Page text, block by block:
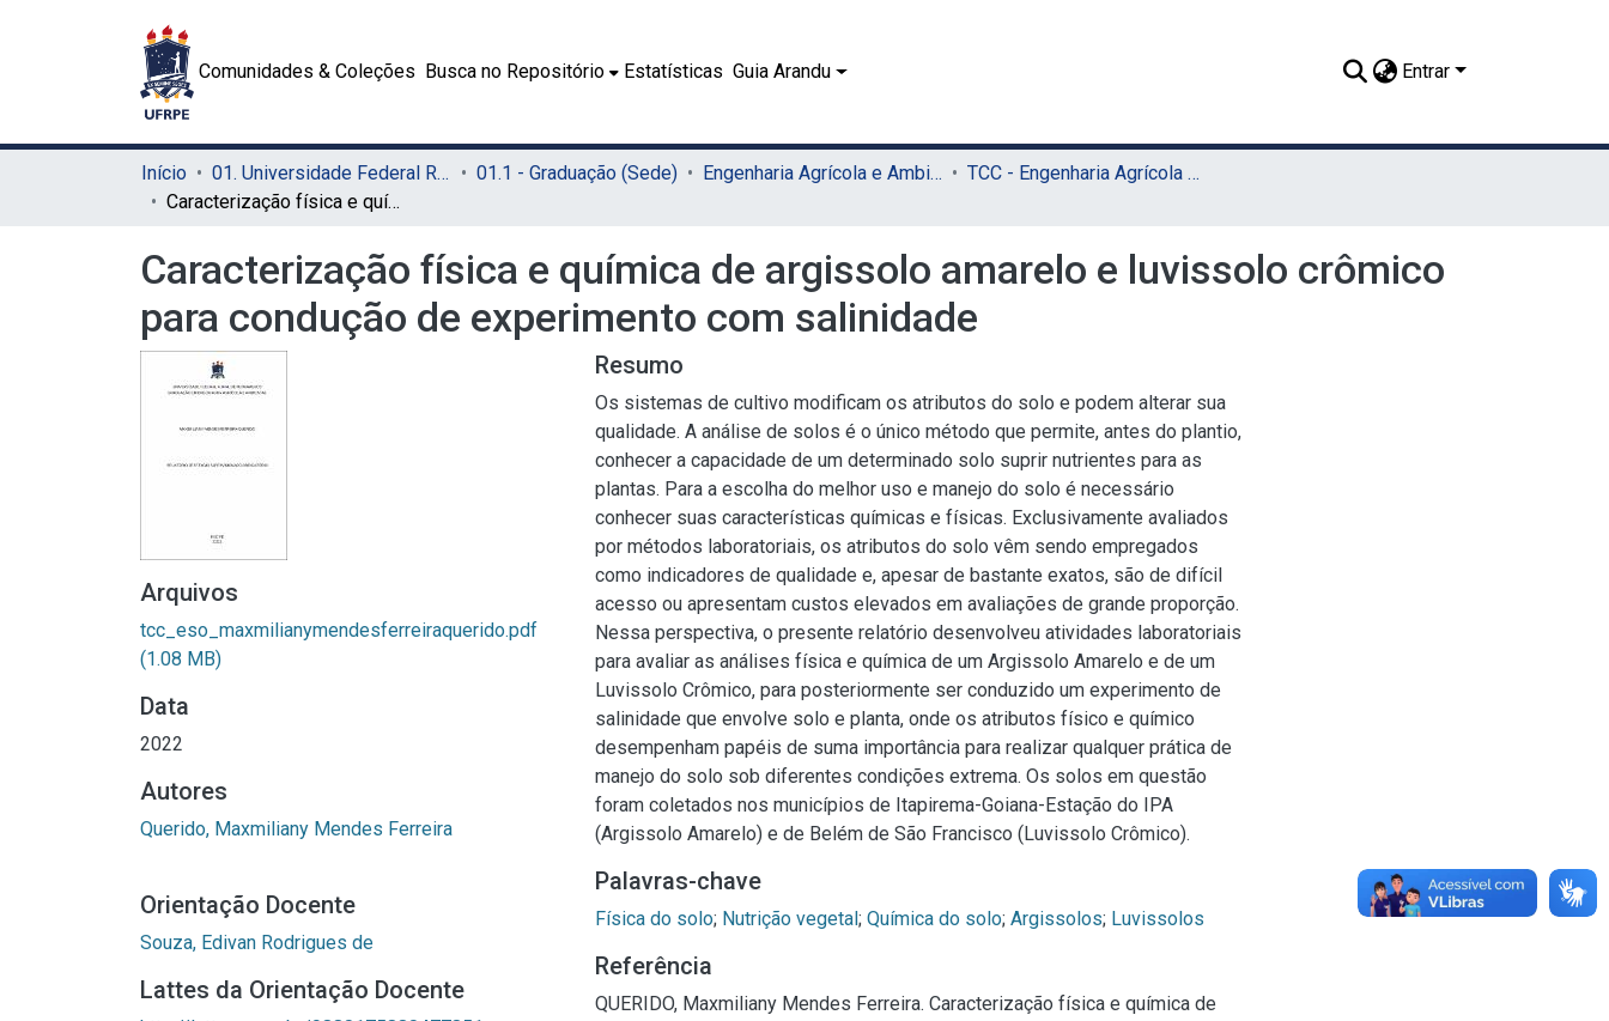
Comunidades & Coleções Busca no Repositório Estatísticas Guia Arandu Entrar
Início 01. Universidade Federal Rural de Pernambuco - UFRPE (Sede) 01.1 - Graduação (Sede) Engenharia Agrícola e Ambiental (Sede)
TCC - Engenharia Agrícola e Ambiental (Sede)
Caracterização física e química de argissolo amarelo e luvissolo crômico para condução de experimento com salinidade
Caracterização física e química de argissolo amarelo e luvissolo crômico
para condução de experimento com salinidade
Arquivos
tcc_eso_maxmilianymendesferreiraquerido.pdf
(1.08 MB)
Data
2022
Autores
Querido, Maxmiliany Mendes Ferreira
Orientação Docente
Souza, Edivan Rodrigues de
Lattes da Orientação Docente
Resumo
Os sistemas de cultivo modificam os atributos do solo e podem alterar sua
qualidade. A análise de solos é o único método que permite, antes do plantio,
conhecer a capacidade de um determinado solo suprir nutrientes para as
plantas. Para a escolha do melhor uso e manejo do solo é necessário
conhecer suas características químicas e físicas. Exclusivamente avaliados
por métodos laboratoriais, os atributos do solo vêm sendo empregados
como indicadores de qualidade e, apesar de bastante exatos, são de difícil
acesso ou apresentam custos elevados em avaliações de grande proporção.
Nessa perspectiva, o presente relatório desenvolveu atividades laboratoriais
para avaliar as análises física e química de um Argissolo Amarelo e de um
Luvissolo Crômico, para posteriormente ser conduzido um experimento de
salinidade que envolve solo e planta, onde os atributos físico e químico
desempenham papéis de suma importância para realizar qualquer prática de
manejo do solo sob diferentes condições extrema. Os solos em questão
foram coletados nos municípios de Itapirema-Goiana-Estação do IPA
(Argissolo Amarelo) e de Belém de São Francisco (Luvissolo Crômico).
Palavras-chave
Física do solo; Nutrição vegetal; Química do solo; Argissolos; Luvissolos
Referência
QUERIDO, Maxmiliany Mendes Ferreira. Caracterização física e química de